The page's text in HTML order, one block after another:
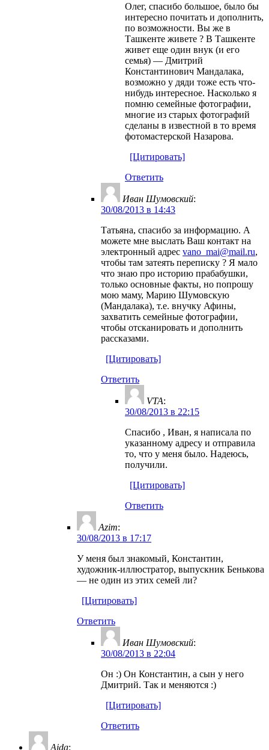
Олег, спасибо большое, было бы
интересно почитать и дополнить,
по возможности. Вы же в
Ташкенте живете ? В Ташкенте
живет еще один внук (и его
семья) — Дмитрий
Константинович Мандалака,
возможно у дяди тоже есть что-
нибудь интересное. Насколько я
помню семейные фотографии,
многие из старых фотографий
сделаны в известной в то время
фотомастерской Назарова.
[Цитировать]
Ответить
Иван Шумовский:
30/08/2013 в 14:43
Татьяна, спасибо за информацию. А
можете мне выслать Ваш контакт на
электронный адрес vano_mai@mail.ru,
чтобы там затеять переписку ? Я мало
что знаю про историю прабабушки,
только основные факты, но попрошу
мою маму, Марию Шумовскую
(Мандалака), т.е. внучку Афины,
захватить семейные фотографии,
чтобы отсканировать и дополнить
рассказами.
[Цитировать]
Ответить
VTA:
30/08/2013 в 22:15
Спасибо , Иван, я написала по
указанному адресу и отправила
то, что у меня было. Надеюсь,
получили.
[Цитировать]
Ответить
Azim:
30/08/2013 в 17:17
У меня был знакомый, Константин,
художник-иллюстратор, выпускник Бенькова
— не один из этих семей ли?
[Цитировать]
Ответить
Иван Шумовский:
30/08/2013 в 22:04
Он :) Он Константин, а сын у него
Дмитрий. Так и меняются :)
[Цитировать]
Ответить
Aida: